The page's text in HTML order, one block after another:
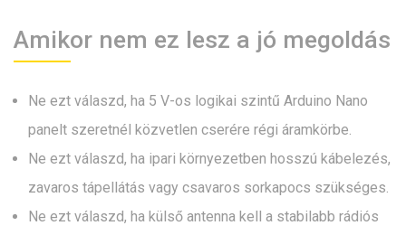
Amikor nem ez lesz a jó megoldás
Ne ezt válaszd, ha 5 V-os logikai szintű Arduino Nano
panelt szeretnél közvetlen cserére régi áramkörbe.
Ne ezt válaszd, ha ipari környezetben hosszú kábelezés,
zavaros tápellátás vagy csavaros sorkapocs szükséges.
Ne ezt válaszd, ha külső antenna kell a stabilabb rádiós